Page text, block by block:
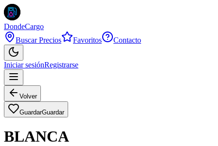
DondeCargo
Buscar Precios
Favoritos Contacto
Iniciar sesiónRegistrarse
Volver
GuardarGuardar
BLANCA